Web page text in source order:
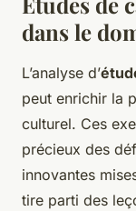
dans le
L’analyse d’
peut enrichir la
culturel. Ces
précieux des
innovantes
tire parti des